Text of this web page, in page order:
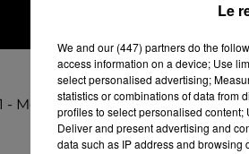
- Modifié : 24 mai 2026 à 17h22
Le
We and our (447) partnersdo the
access information on a device; Use
select personalised advertising;
statistics or combinations of data from
profiles to select personalised content;
Deliver and present advertising and
data such as IP address and